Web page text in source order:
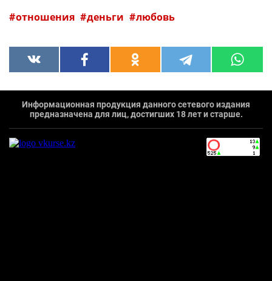
отношения деньги любовь
Информационная продукция данного сетевого издания
предназначена для лиц, достигших 18 лет и старше.